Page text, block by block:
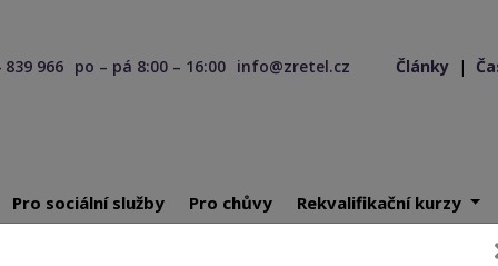
839 966 po – pá 8:00 – 16:00 info@zretel.cz Články |
Pro sociální služby Pro chůvy Rekvalifikační kurzy